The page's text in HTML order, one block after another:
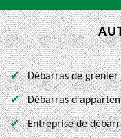
Débarras de grenier
Débarras
Entreprise de